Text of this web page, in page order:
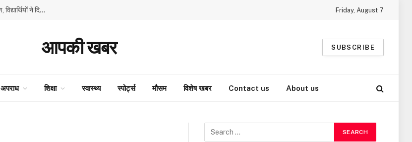
GMSSS घनाहट्टी में ‘एक पेड़ माँ के नाम’ अभियान के तहत हुआ पौधारोपण, विद्यार्थियों ने दिया पर्यावरण संरक्षण का संदेश Friday, August 7
आपकी खबर SUBSCRIBE
अपराध शिक्षा स्वास्थ्य स्पोर्ट्स मौसम विशेष खबर Contact us About us